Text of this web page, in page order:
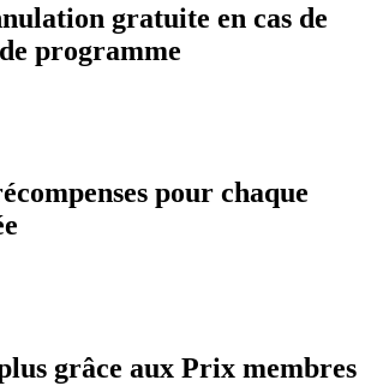
gratuite en cas de
programme
pour chaque
grâce aux Prix membres